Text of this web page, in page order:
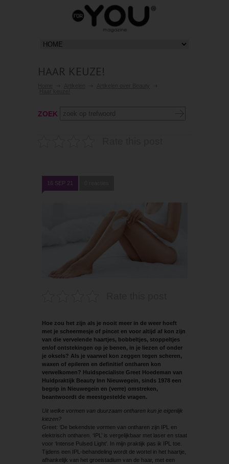
HAAR KEUZE!
ZOEK
16 SEP 21
Hoe zou het zijn als je nooit meer in de weer hoeft
met je scheermesje of pincet en voor altijd af kon zijn
van die vervelende haartjes, bobbeltjes, stoppeltjes
en/of ontstekingen op je benen, in je liezen of onder
je oksels? Als je vaarwel kon zeggen tegen scheren,
waxen of epileren en definitief ontharen kon
verwelkomen? Huidspecialiste Greet Hoedeman van
Huidpraktijk Beauty Inn Nieuwegein, sinds 1978 een
begrip in Nieuwegein en (verre) omstreken,
beantwoordt de meestgestelde vragen.
Uit welke vormen van duurzaam ontharen kun je eigenlijk
kiezen?
Greet: ‘De bekendste vormen van ontharen zijn IPL en
elektrisch ontharen. ‘IPL’ is vergelijkbaar met laser en staat
voor ‘Intense Pulsed Light’. In mijn praktijk pas ik IPL toe.
Tijdens een IPL-behandeling wordt de wortel in het haartje,
afhankelijk van het groeistadium van de haar, met een